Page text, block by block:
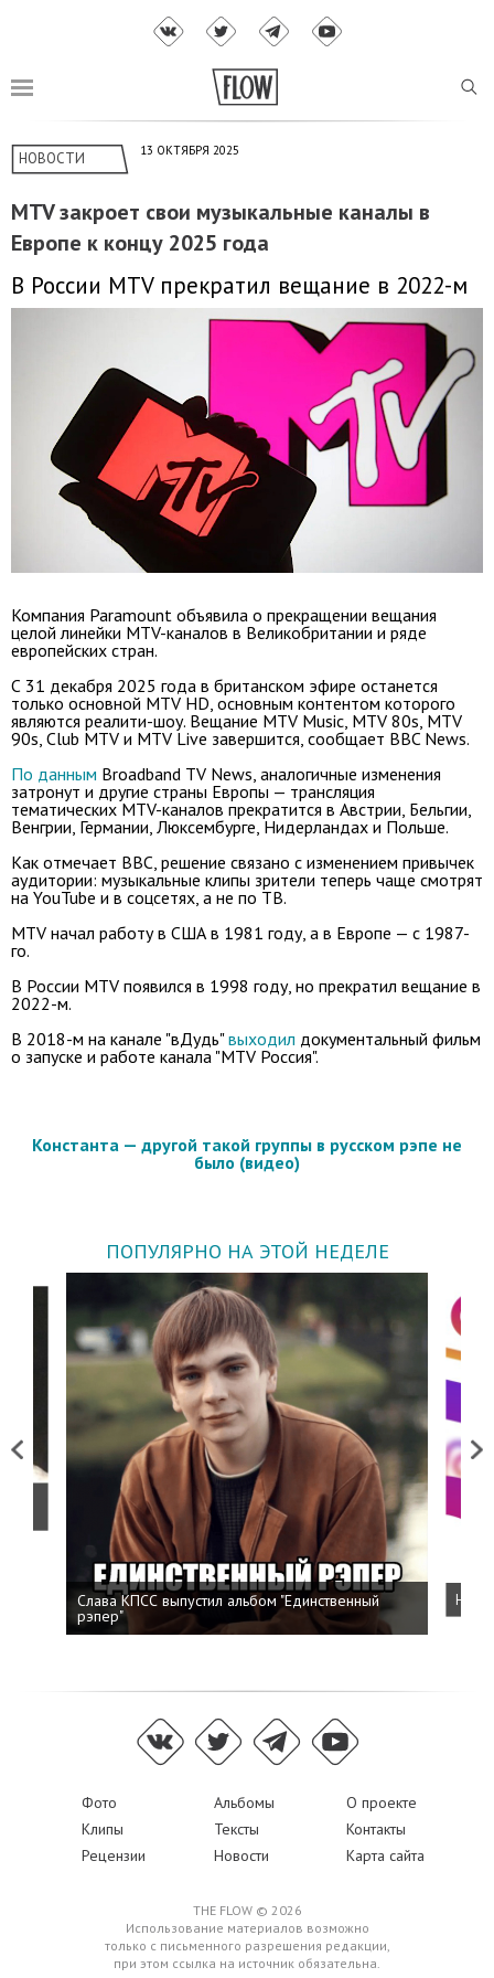
НОВОСТИ 13 ОКТЯБРЯ 2025
MTV закроет свои музыкальные каналы в
Европе к концу 2025 года
В России MTV прекратил вещание в 2022-м
Компания Paramount объявила о прекращении вещания
целой линейки MTV-каналов в Великобритании и ряде
европейских стран.
С 31 декабря 2025 года в британском эфире останется
только основной MTV HD, основным контентом которого
являются реалити-шоу. Вещание MTV Music, MTV 80s, MTV
90s, Club MTV и MTV Live завершится, сообщает BBC News.
По данным Broadband TV News, аналогичные изменения
затронут и другие страны Европы — трансляция
тематических MTV-каналов прекратится в Австрии, Бельгии,
Венгрии, Германии, Люксембурге, Нидерландах и Польше.
Как отмечает BBC, решение связано с изменением привычек
аудитории: музыкальные клипы зрители теперь чаще смотрят
на YouTube и в соцсетях, а не по ТВ.
MTV начал работу в США в 1981 году, а в Европе — с 1987-
го.
В России MTV появился в 1998 году, но прекратил вещание в
2022-м.
В 2018-м на канале "вДудь"выходил документальный фильм
о запуске и работе канала "MTV Россия".
Константа — другой такой группы в русском рэпе не
было (видео)
ПОПУЛЯРНО НА ЭТОЙ НЕДЕЛЕ
Previous
Слава КПСС выпустил альбом "Единственный
рэпер"
Next
Фото Альбомы
О проекте
Клипы
Тексты
Контакты
Рецензии
Новости Карта сайта
THE FLOW © 2026
Использование материалов возможно
только с письменного разрешения редакции,
при этом ссылка на источник обязательна.